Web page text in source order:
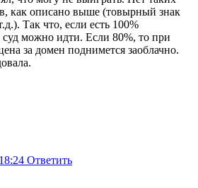
как описано выше (товырный знак
Так что, если есть 100%
суд можно идти. Если 80%, то при
за домен поднимется заоблачно.
Ответить